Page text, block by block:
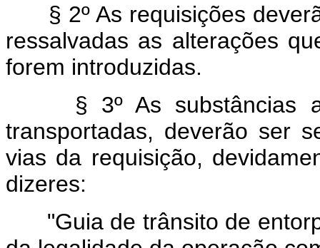
§ 2º As requisições
ressalvadas as alterações
forem introduzidas.
§ 3º As substâncias a
transportadas, deverão ser
vias da requisição,
dizeres:
"Guia de trânsito de